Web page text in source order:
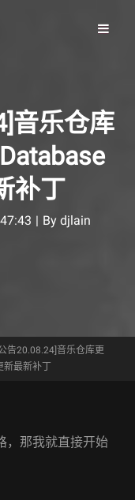
音乐仓库
补丁
| By Byline
djlain
告20.08.24]音乐仓库更
最新补丁
，那我就直接开始